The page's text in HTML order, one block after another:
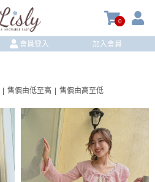
0
會員登入 加入會員
售價由低至高 售價由高至低